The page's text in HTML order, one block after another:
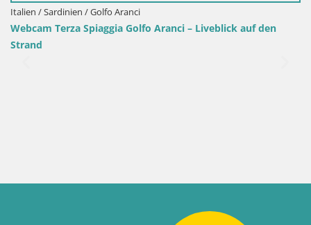
Italien / Sardinien / Golfo Aranci
Webcam Terza Spiaggia Golfo Aranci – Liveblick auf den
Strand